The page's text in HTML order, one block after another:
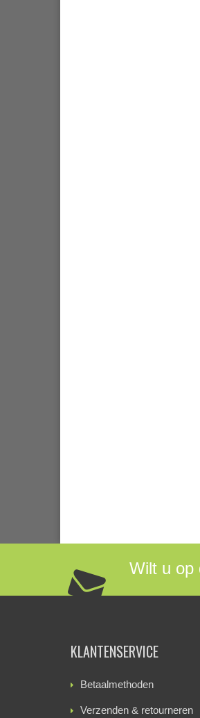
Wilt u op
KLANTENSERVICE
Betaalmethoden
Verzenden & retourneren